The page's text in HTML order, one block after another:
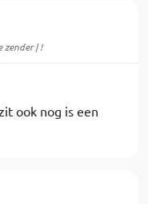
zender | !
ook nog is een